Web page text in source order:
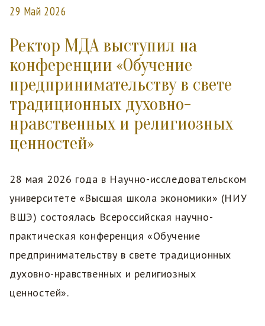
29 Май 2026
Ректор МДА выступил на
конференции «Обучение
предпринимательству в свете
традиционных духовно-
нравственных и религиозных
ценностей»
28 мая 2026 года в Научно-исследовательском
университете «Высшая школа экономики» (НИУ
ВШЭ) состоялась Всероссийская научно-
практическая конференция «Обучение
предпринимательству в свете традиционных
духовно-нравственных и религиозных
ценностей».